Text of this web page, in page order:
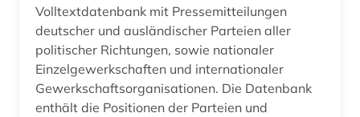
Rumänien (1)
Russland, Sowjetunion (1)
Serbien (1)
Volltextdatenbank mit Pressemitteilungen
deutscher und ausländischer Parteien aller
politischer Richtungen, sowie nationaler
Einzelgewerkschaften und internationaler
Gewerkschaftsorganisationen. Die Datenbank
enthält die Positionen der Parteien und